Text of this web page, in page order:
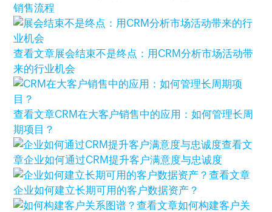
销售流程
查看文章展会结束不是终点：用CRM分析市场活动带
来的行业机会
查看文章CRM在大客户销售中的应用：如何管理长周
期项目？
查看文
章企业如何通过CRM提升客户满意度与忠诚度
查看文章
企业如何建立长期可用的客户数据资产？
查看文章如何构建客户关